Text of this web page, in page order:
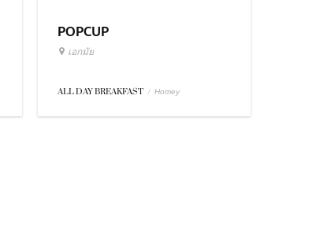
POPCUP
เอกมัย
ALL DAY BREAKFAST / Homey